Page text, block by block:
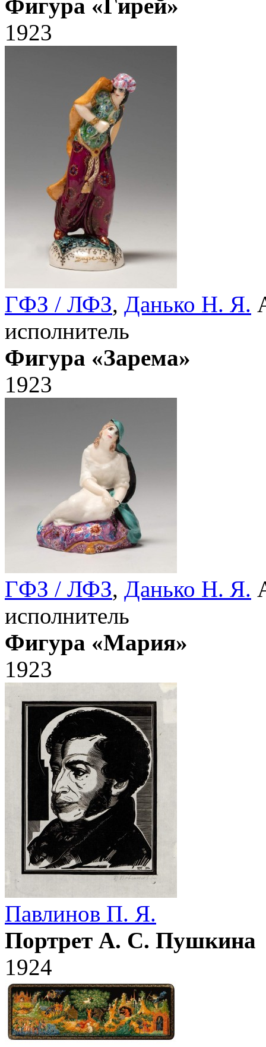
Фигура «Гирей»
1923
ГФЗ / ЛФЗ, Данько Н. Я.
исполнитель
Фигура «Зарема»
1923
ГФЗ / ЛФЗ, Данько Н. Я.
исполнитель
Фигура «Мария»
1923
Павлинов П. Я.
Портрет А. С. Пушкина
1924